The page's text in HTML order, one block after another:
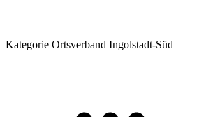
Kategorie Ortsverband Ingolstadt-Süd